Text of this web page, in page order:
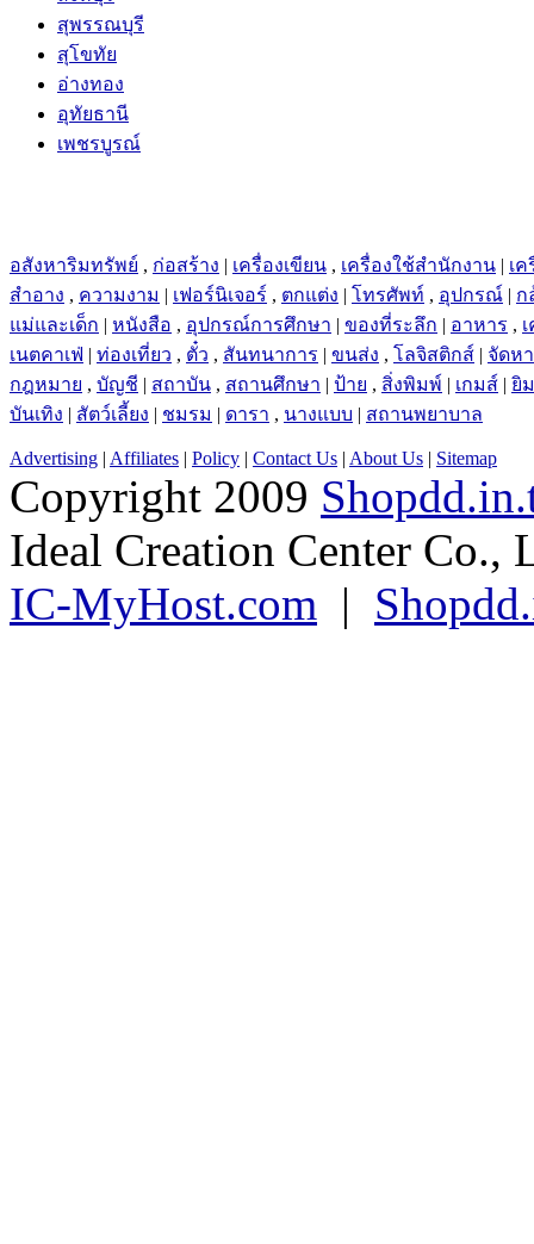
สุพรรณบุรี
สุโขทัย
อ่างทอง
อุทัยธานี
เพชรบูรณ์
อสังหาริมทรัพย์ , ก่อสร้าง | เครื่องเขียน , เครื่องใช้สำนักงาน | เ
สำอาง , ความงาม | เฟอร์นิเจอร์ , ตกแต่ง | โทรศัพท์ , อุปกรณ์ | ก
แม่และเด็ก | หนังสือ , อุปกรณ์การศึกษา | ของที่ระลึก | อาหาร ,
เนตคาเฟ่ | ท่องเที่ยว , ตั๋ว , สันทนาการ | ขนส่ง , โลจิสติกส์ | จัดห
กฎหมาย , บัญชี | สถาบัน , สถานศึกษา | ป้าย , สิ่งพิมพ์ | เกมส์ | ยิม
บันเทิง | สัตว์เลี้ยง | ชมรม | ดารา , นางแบบ | สถานพยาบาล
Advertising | Affiliates | Policy | Contact Us | About Us | Sitemap
Copyright 2009
Ideal Creation Center Co.,
IC-MyHost.com |